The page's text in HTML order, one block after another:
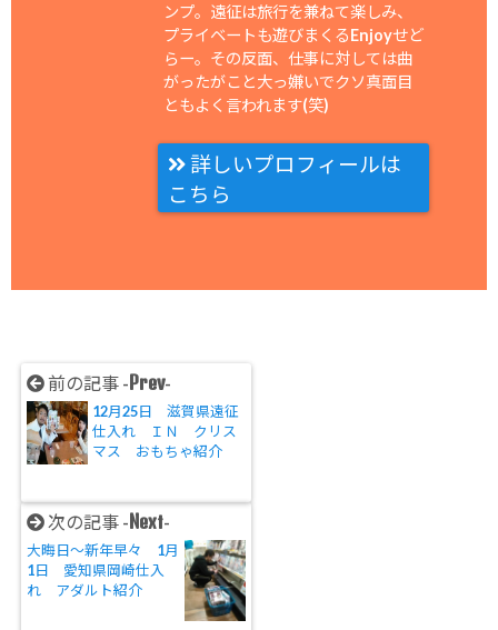
ンプ。遠征は旅行を兼ねて楽しみ、
プライベートも遊びまくるEnjoyせど
らー。その反面、仕事に対しては曲
がったがこと大っ嫌いでクソ真面目
ともよく言われます(笑)
詳しいプロフィールは
こちら
前の記事 -Prev-
12月25日 滋賀県遠征
仕入れ ＩＮ クリス
マス おもちゃ紹介
次の記事 -Next-
大晦日～新年早々 1月
1日 愛知県岡崎仕入
れ アダルト紹介